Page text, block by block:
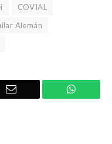
COVIAL
Alemán
Email